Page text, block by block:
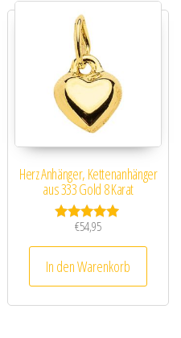
Herz Anhänger, Kettenanhänger
aus 333 Gold 8 Karat
Bewertet mit
€54,95
In den Warenkorb